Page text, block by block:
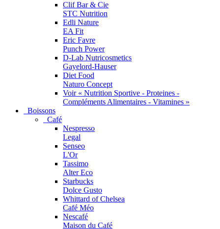
Clif Bar & Cie
STC Nutrition
Edli Nature
EA Fit
Eric Favre
Punch Power
D-Lab Nutricosmetics
Gayelord-Hauser
Diet Food
Naturo Concept
Voir « Nutrition Sportive - Proteines -
Compléments Alimentaires - Vitamines »
Boissons
Café
Nespresso
Legal
Senseo
L'Or
Tassimo
Alter Eco
Starbucks
Dolce Gusto
Whittard of Chelsea
Café Méo
Nescafé
Maison du Café